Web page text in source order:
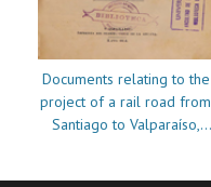
Documents relating to the
project of a rail road from
Santiago to Valparaíso,